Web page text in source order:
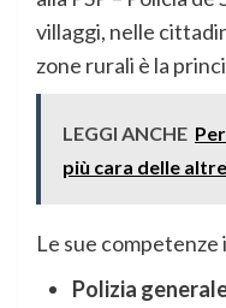
villaggi, nelle
zone rurali è la
LEGGI ANCHE
più cara delle altre
Le sue
Polizia